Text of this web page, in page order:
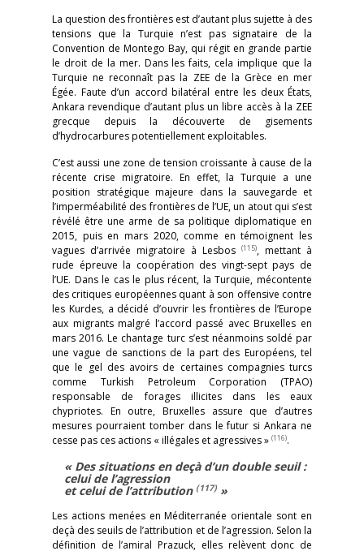
La question des frontières est d’autant plus sujette à des
tensions que la Turquie n’est pas signataire de la
Convention de Montego Bay, qui régit en grande partie
le droit de la mer. Dans les faits, cela implique que la
Turquie ne reconnaît pas la ZEE de la Grèce en mer
Égée. Faute d’un accord bilatéral entre les deux États,
Ankara revendique d’autant plus un libre accès à la ZEE
grecque depuis la découverte de gisements
d’hydrocarbures potentiellement exploitables.
C’est aussi une zone de tension croissante à cause de la
récente crise migratoire. En effet, la Turquie a une
position stratégique majeure dans la sauvegarde et
l’imperméabilité des frontières de l’UE, un atout qui s’est
révélé être une arme de sa politique diplomatique en
2015, puis en mars 2020, comme en témoignent les
vagues d’arrivée migratoire à Lesbos (115), mettant à
rude épreuve la coopération des vingt-sept pays de
l’UE. Dans le cas le plus récent, la Turquie, mécontente
des critiques européennes quant à son offensive contre
les Kurdes, a décidé d’ouvrir les frontières de l’Europe
aux migrants malgré l’accord passé avec Bruxelles en
mars 2016. Le chantage turc s’est néanmoins soldé par
une vague de sanctions de la part des Européens, tel
que le gel des avoirs de certaines compagnies turcs
comme Turkish Petroleum Corporation (TPAO)
responsable de forages illicites dans les eaux
chypriotes. En outre, Bruxelles assure que d’autres
mesures pourraient tomber dans le futur si Ankara ne
cesse pas ces actions « illégales et agressives » (116).
« Des situations en deçà d’un double seuil :
celui de l’agression
et celui de l’attribution (117) »
Les actions menées en Méditerranée orientale sont en
deçà des seuils de l’attribution et de l’agression. Selon la
définition de l’amiral Prazuck, elles relèvent donc de